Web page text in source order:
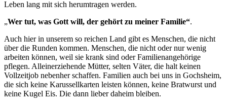
Leben lang mit sich herumtragen werden.
„Wer tut, was Gott will, der gehört zu meiner Familie“.
Auch hier in unserem so reichen Land gibt es Menschen, die nicht
über die Runden kommen. Menschen, die nicht oder nur wenig
arbeiten können, weil sie krank sind oder Familienangehörige
pflegen. Alleinerziehende Mütter, selten Väter, die halt keinen
Vollzeitjob nebenher schaffen. Familien auch bei uns in Gochsheim,
die sich keine Karussellkarten leisten können, keine Bratwurst und
keine Kugel Eis. Die dann lieber daheim bleiben.